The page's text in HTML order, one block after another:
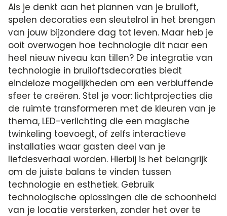
Als je denkt aan het plannen van je bruiloft,
spelen decoraties een sleutelrol in het brengen
van jouw bijzondere dag tot leven. Maar heb je
ooit overwogen hoe technologie dit naar een
heel nieuw niveau kan tillen? De integratie van
technologie in bruiloftsdecoraties biedt
eindeloze mogelijkheden om een verbluffende
sfeer te creëren. Stel je voor: lichtprojecties die
de ruimte transformeren met de kleuren van je
thema, LED-verlichting die een magische
twinkeling toevoegt, of zelfs interactieve
installaties waar gasten deel van je
liefdesverhaal worden. Hierbij is het belangrijk
om de juiste balans te vinden tussen
technologie en esthetiek. Gebruik
technologische oplossingen die de schoonheid
van je locatie versterken, zonder het over te